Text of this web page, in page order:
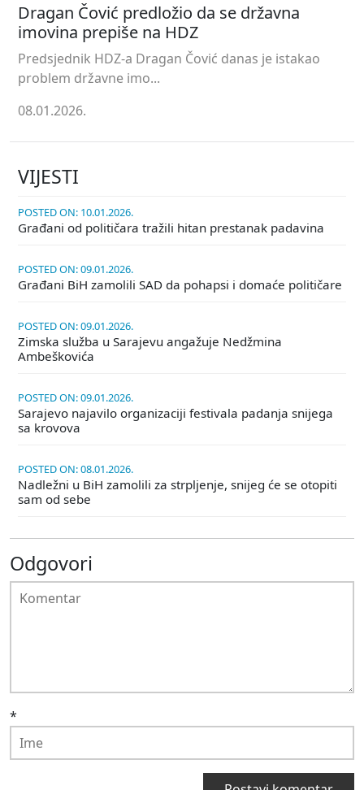
Dragan Čović predložio da se državna
imovina prepiše na HDZ
Predsjednik HDZ-a Dragan Čović danas je istakao
problem državne imo...
08.01.2026.
VIJESTI
POSTED ON: 10.01.2026.
Građani od političara tražili hitan prestanak padavina
POSTED ON: 09.01.2026.
Građani BiH zamolili SAD da pohapsi i domaće političare
POSTED ON: 09.01.2026.
Zimska služba u Sarajevu angažuje Nedžmina
Ambeškovića
POSTED ON: 09.01.2026.
Sarajevo najavilo organizaciji festivala padanja snijega
sa krovova
POSTED ON: 08.01.2026.
Nadležni u BiH zamolili za strpljenje, snijeg će se otopiti
sam od sebe
Odgovori
*